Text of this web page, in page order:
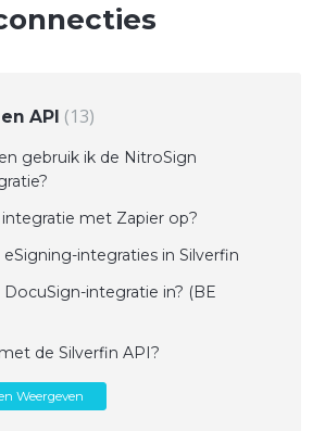
API 13
gebruik ik de NitroSign
met Zapier op?
integraties in Silverfin
integratie in? (BE
de Silverfin API?
Weergeven